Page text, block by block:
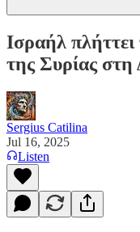
Ισραήλ
της Συρίας
Sergius Catilina
Jul 16, 2025
Listen